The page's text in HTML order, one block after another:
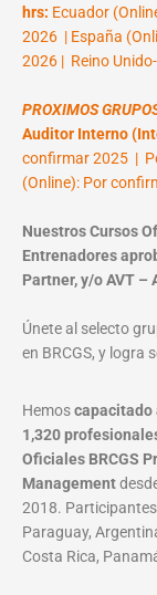
hrs: Ecuador
2026 | España
2026 | Reino
PROXIMOS
Auditor Interno
confirmar 2025 |
(Online): Por
Nuestros Cursos
Entrenadores
Partner, y/o AVT –
Únete al selecto
en BRCGS, y logra
Hemoscapacitado
1,320
Oficiales BRCGS
Management
2018. Participantes
Paraguay,
Costa Rica,